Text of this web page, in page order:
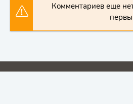
Комментариев еще